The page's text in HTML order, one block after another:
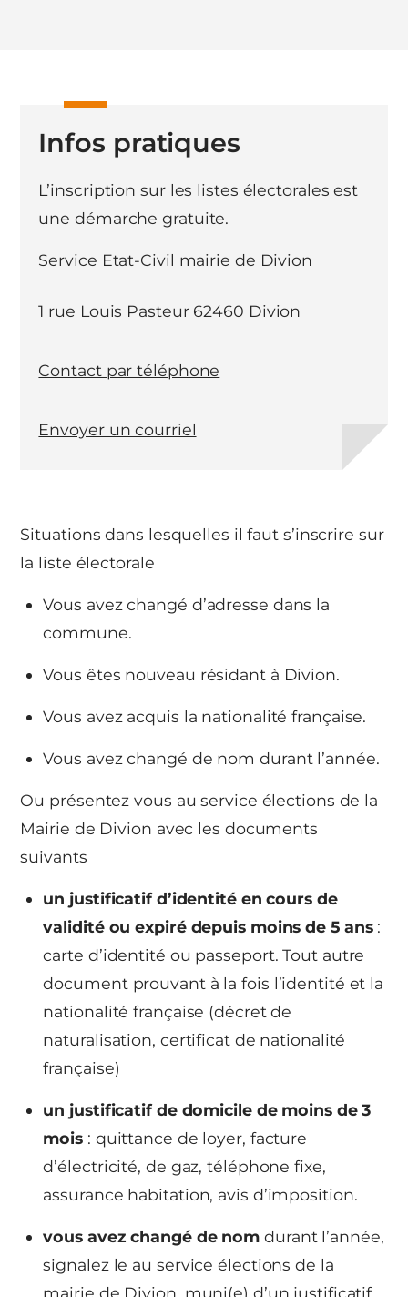
Situations dans lesquelles il faut s’inscrire sur
la liste électorale
Vous avez changé d’adresse dans la
commune.
Vous êtes nouveau résidant à Divion.
Vous avez acquis la nationalité française.
Vous avez changé de nom durant l’année.
Ou présentez vous au service élections de la
Mairie de Divion avec les documents
suivants
un justificatif d’identité en cours de
validité ou expiré depuis moins de 5 ans:
carte d’identité ou passeport. Tout autre
document prouvant à la fois l’identité et la
nationalité française (décret de
naturalisation, certificat de nationalité
française)
un justificatif de domicile de moins de 3
mois : quittance de loyer, facture
d’électricité, de gaz, téléphone fixe,
assurance habitation, avis d’imposition.
vous avez changé de nom durant l’année,
signalez le au service élections de la
mairie de Divion, muni(e) d’un justificatif
Infos pratiques
L’inscription sur les listes électorales est
une démarche gratuite.
Service Etat-Civil mairie de Divion
1 rue Louis Pasteur 62460 Divion
Contact par téléphone
Envoyer un courriel